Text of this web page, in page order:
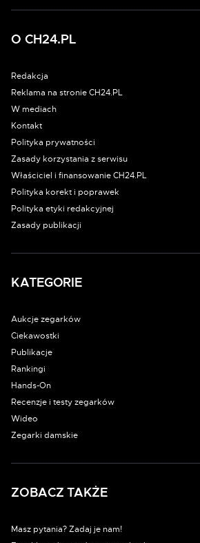
O CH24.PL
Redakcja
Reklama na stronie CH24.PL
W mediach
Kontakt
Polityka prywatności
Zasady korzystania z serwisu
Właściciel i finansowanie CH24.PL
Polityka korekt i poprawek
Polityka etyki redakcyjnej
Zasady publikacji
KATEGORIE
Aukcje zegarków
Ciekawostki
Publikacje
Rankingi
Hands-On
Recenzje i testy zegarków
Wideo
Zegarki damskie
ZOBACZ TAKŻE
Masz pytania? Zadaj je nam!